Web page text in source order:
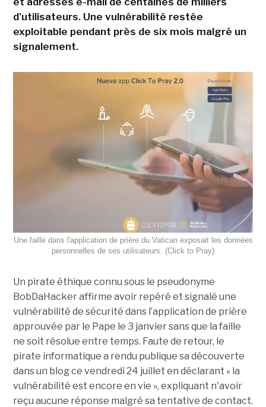
d'utilisateurs. Une vulnérabilité restée
exploitable pendant près de six mois malgré un
signalement.
Une faille dans l'application de prière du Vatican exposait les données
personnelles de ses utilisateurs. (Click to Pray)
Un pirate éthique connu sous le pseudonyme
BobDaHacker affirme avoir repéré et signalé une
vulnérabilité de sécurité dans l’application de prière
approuvée par le Pape le 3 janvier sans que la faille
ne soit résolue entre temps. Faute de retour, le
pirate informatique a rendu publique sa découverte
dans un blog ce vendredi 24 juillet en déclarant « la
vulnérabilité est encore en vie », expliquant n'avoir
reçu aucune réponse malgré sa tentative de contact.